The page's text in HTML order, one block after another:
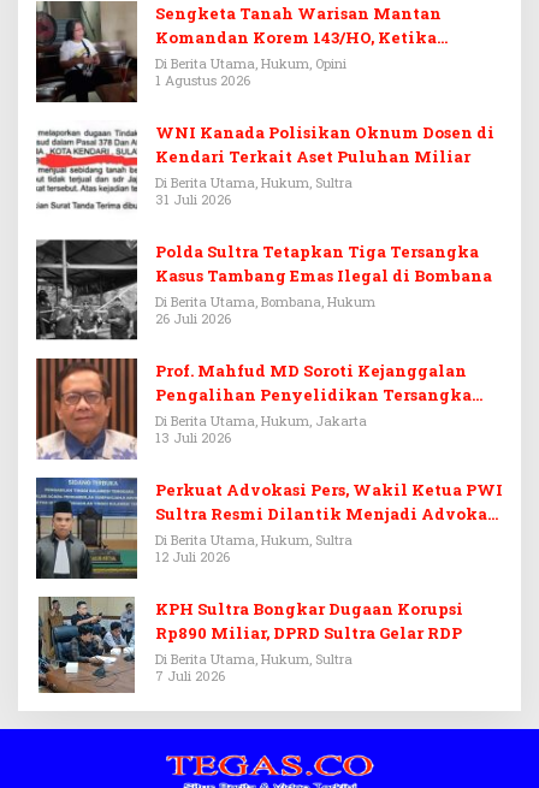
Sengketa Tanah Warisan Mantan
Komandan Korem 143/HO, Ketika
Warisan Menjadi Arena Pemerasan
Di Berita Utama, Hukum, Opini
1 Agustus 2026
WNI Kanada Polisikan Oknum Dosen di
Kendari Terkait Aset Puluhan Miliar
Di Berita Utama, Hukum, Sultra
31 Juli 2026
Polda Sultra Tetapkan Tiga Tersangka
Kasus Tambang Emas Ilegal di Bombana
Di Berita Utama, Bombana, Hukum
26 Juli 2026
Prof. Mahfud MD Soroti Kejanggalan
Pengalihan Penyelidikan Tersangka
Febrie Adriansyah
Di Berita Utama, Hukum, Jakarta
13 Juli 2026
Perkuat Advokasi Pers, Wakil Ketua PWI
Sultra Resmi Dilantik Menjadi Advokat
PERADI
Di Berita Utama, Hukum, Sultra
12 Juli 2026
KPH Sultra Bongkar Dugaan Korupsi
Rp890 Miliar, DPRD Sultra Gelar RDP
Di Berita Utama, Hukum, Sultra
7 Juli 2026